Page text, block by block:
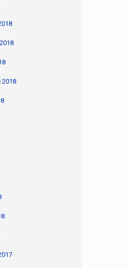
2018